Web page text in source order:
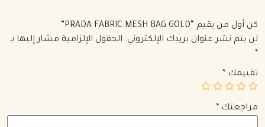
كن أول من يقيم “PRADA FABRIC MESH BAG GOLD”
لن يتم نشر عنوان بريدك الإلكتروني. الحقول الإلزامية مشار إليها بـ
*
تقييمك *
مراجعتك *